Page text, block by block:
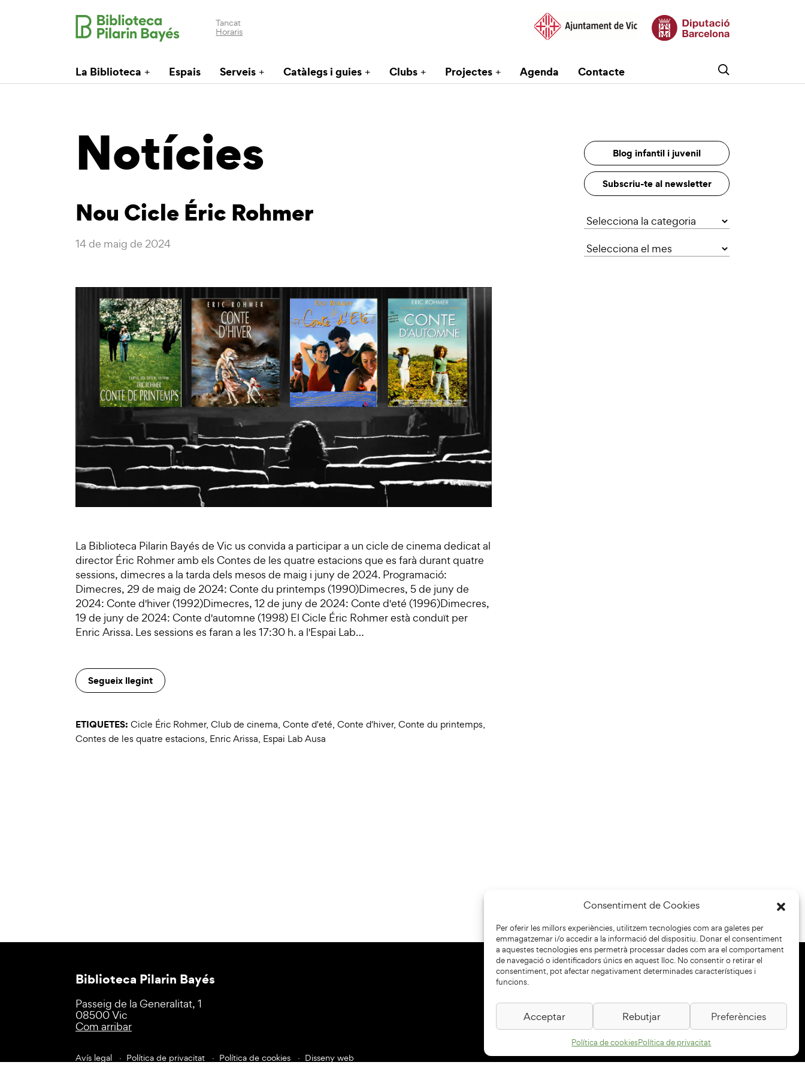
Consentiment de Cookies
Per oferir les millors experiències, utilitzem tecnologies com ara galetes per
emmagatzemar i/o accedir a la informació del dispositiu. Donar el consentiment
a aquestes tecnologies ens permetrà processar dades com ara el comportament
de navegació o identificadors únics en aquest lloc. No consentir o retirar el
consentiment, pot afectar negativament determinades característiques i
funcions.
Acceptar Rebutjar Preferències
Política de cookiesPolítica de privacitat
Tancat
Horaris
La Biblioteca Espais Serveis Catàlegs i guies Clubs Projectes Agenda Contacte
Notícies Blog infantil i juvenil
Subscriu-te al newsletter
Nou Cicle Éric Rohmer
14 de maig de 2024
La Biblioteca Pilarin Bayés de Vic us convida a participar a un cicle de cinema dedicat al
director Éric Rohmer amb els Contes de les quatre estacions que es farà durant quatre
sessions, dimecres a la tarda dels mesos de maig i juny de 2024. Programació:
Dimecres, 29 de maig de 2024: Conte du printemps (1990)Dimecres, 5 de juny de
2024: Conte d'hiver (1992)Dimecres, 12 de juny de 2024: Conte d'eté (1996)Dimecres,
19 de juny de 2024: Conte d'automne (1998) El Cicle Éric Rohmer està conduït per
Enric Arissa. Les sessions es faran a les 17:30 h. a l'Espai Lab…
Segueix llegint
ETIQUETES: Cicle Éric Rohmer, Club de cinema, Conte d'eté, Conte d'hiver, Conte du printemps,
Contes de les quatre estacions, Enric Arissa, Espai Lab Ausa
Categories
Biblioteca Pilarin Bayés
Passeig de la Generalitat, 1
08500 Vic
Com arribar
Avís legal Política de privacitat Política de cookies Disseny web
Col·laboradors: